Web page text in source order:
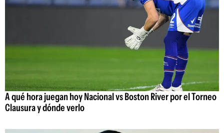
A qué hora juegan hoy Nacional vs Boston River por el Torneo
Clausura y dónde verlo